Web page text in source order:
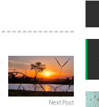
Next Post